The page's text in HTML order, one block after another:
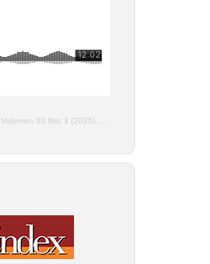
Volumen 33 Nro 3 (2025), Enero - Marzo